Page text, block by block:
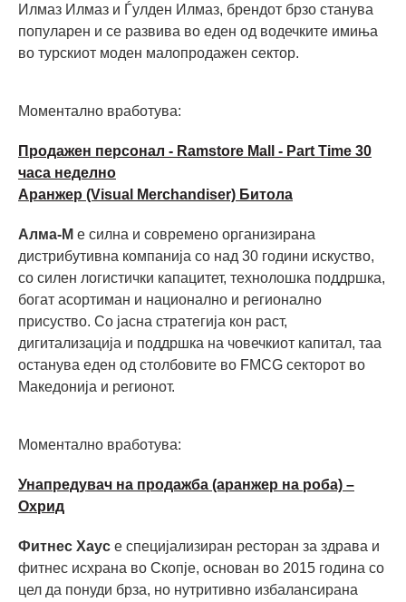
Илмаз Илмаз и Ѓулден Илмаз, брендот брзо станува
популарен и се развива во еден од водечките имиња
во турскиот моден малопродажен сектор.
Моментално вработува:
Продажен персонал - Ramstore Mall - Part Time 30
часа неделно
Аранжер (Visual Merchandiser) Битола
Алма-М е силна и современо организирана
дистрибутивна компанија со над 30 години искуство,
со силен логистички капацитет, технолошка поддршка,
богат асортиман и национално и регионално
присуство. Со јасна стратегија кон раст,
дигитализација и поддршка на човечкиот капитал, таа
останува еден од столбовите во FMCG секторот во
Македонија и регионот.
Моментално вработува:
Унапредувач на продажба (аранжер на роба) –
Охрид
Фитнес Хаус е специјализиран ресторан за здрава и
фитнес исхрана во Скопје, основан во 2015 година со
цел да понуди брза, но нутритивно избалансирана